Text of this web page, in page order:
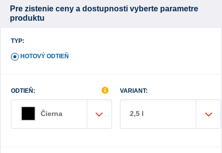
Pre zistenie ceny a dostupnosti vyberte parametre
produktu
TYP:
HOTOVÝ ODTIEŇ
ODTIEŇ:
Čierna
VARIANT:
2,5 l